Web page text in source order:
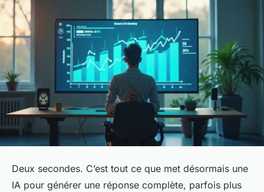
Deux secondes. C’est tout ce que met désormais une
IA pour générer une réponse complète, parfois plus